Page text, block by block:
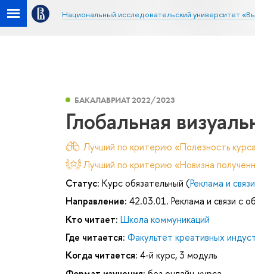
Национальный исследовательский университет
БАКАЛАВРИАТ 2022/2023
Глобальная
Лучший по критерию «Полезность
Лучший по критерию «Новизна
Статус: Курс обязательный (Реклама и
Направление: 42.03.01. Реклама и связи с
Кто читает: Школа коммуникаций
Где читается: Факультет креативных
Когда читается: 4-й курс, 3 модуль